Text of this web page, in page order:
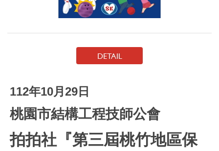
DETAIL
112年10月29日
桃園市結構工程技師公會
拍拍社『第三屆桃竹地區保